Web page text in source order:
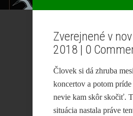
Zverejnené v
2018 | 0
Človek si dá zhruba
koncertov a potom
nevie kam skôr skočiť.
situácia nastala práve